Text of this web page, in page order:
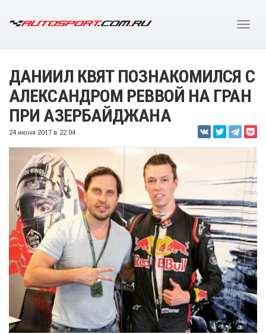
ДАНИИЛ КВЯТ ПОЗНАКОМИЛСЯ С
АЛЕКСАНДРОМ РЕВВОЙ НА ГРАН
ПРИ АЗЕРБАЙДЖАНА
24 июня 2017 в 22:04